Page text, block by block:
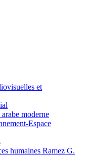
et
moderne
Espace
humaines Ramez G.